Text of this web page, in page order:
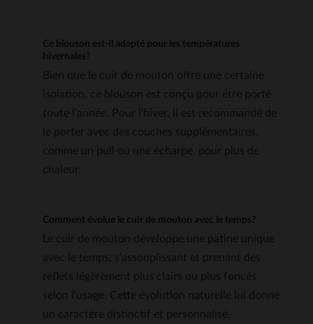
Ce blouson est-il adapté pour les températures
hivernales?
Bien que le cuir de mouton offre une certaine
isolation, ce blouson est conçu pour être porté
toute l'année. Pour l'hiver, il est recommandé de
le porter avec des couches supplémentaires,
comme un pull ou une écharpe, pour plus de
chaleur.
Comment évolue le cuir de mouton avec le temps?
Le cuir de mouton développe une patine unique
avec le temps, s'assouplissant et prenant des
reflets légèrement plus clairs ou plus foncés
selon l'usage. Cette évolution naturelle lui donne
un caractère distinctif et personnalisé.